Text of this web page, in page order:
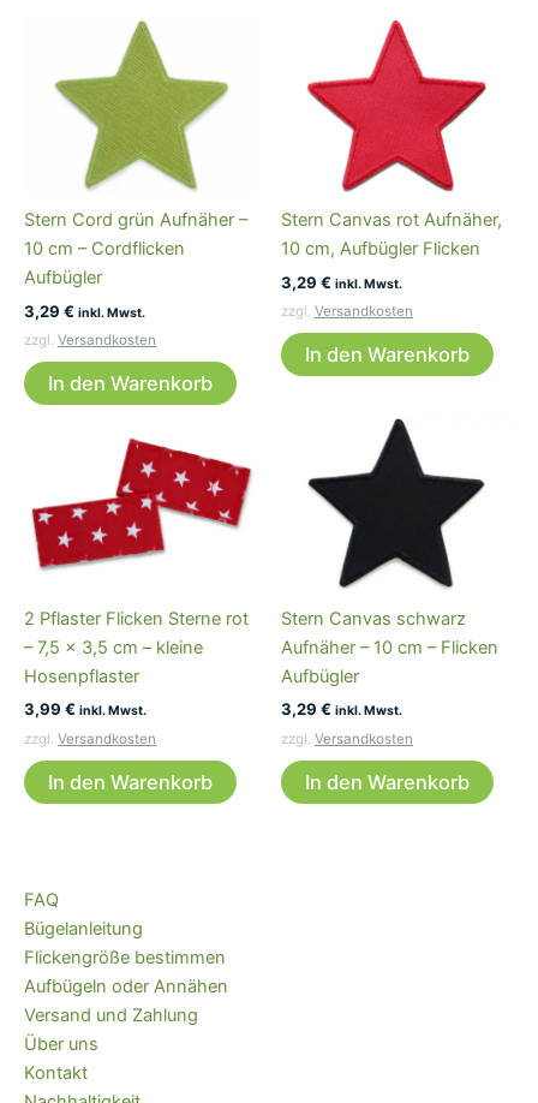
Stern Cord grün Aufnäher –
10 cm – Cordflicken
Aufbügler
3,29 € inkl. Mwst.
zzgl. Versandkosten
In den Warenkorb
Stern Canvas rot Aufnäher,
10 cm, Aufbügler Flicken
3,29 € inkl. Mwst.
zzgl. Versandkosten
In den Warenkorb
2 Pflaster Flicken Sterne rot
– 7,5 x 3,5 cm – kleine
Hosenpflaster
3,99 € inkl. Mwst.
zzgl. Versandkosten
In den Warenkorb
Stern Canvas schwarz
Aufnäher – 10 cm – Flicken
Aufbügler
3,29 € inkl. Mwst.
zzgl. Versandkosten
In den Warenkorb
FAQ
Bügelanleitung
Flickengröße bestimmen
Aufbügeln oder Annähen
Versand und Zahlung
Über uns
Kontakt